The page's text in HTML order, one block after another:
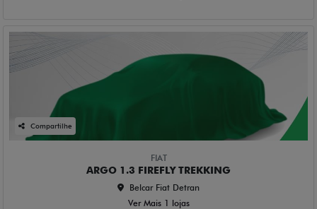
Compartilhe
FIAT
ARGO 1.3 FIREFLY TREKKING
Belcar Fiat Detran
Ver Mais 1 lojas